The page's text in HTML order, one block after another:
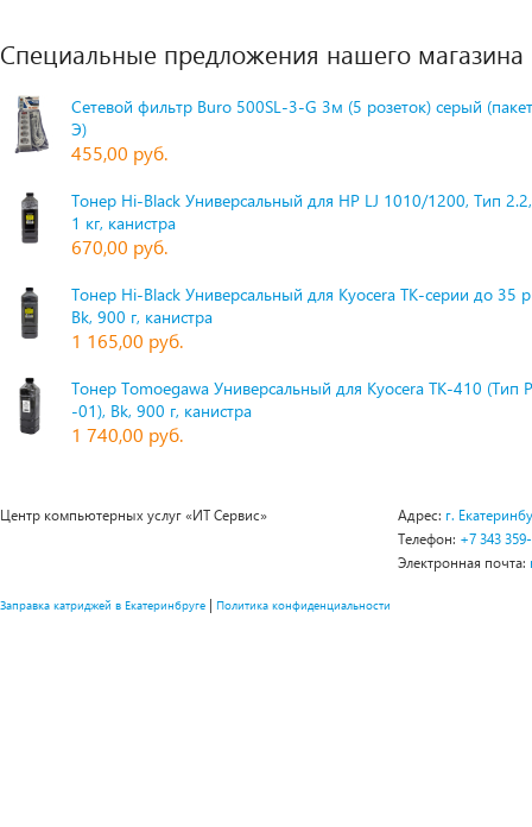
Специальные предложения нашего магазина
Сетевой фильтр Buro 500SL-3-G 3м (5 розеток) серый
Э)
455,00 руб.
Тонер Hi-Black Универсальный для HP LJ 1010/1200, Тип
1 кг, канистра
670,00 руб.
Тонер Hi-Black Универсальный для Kyocera TK-серии до 35
Bk, 900 г, канистра
1 165,00 руб.
Тонер Tomoegawa Универсальный для Kyocera TK-410 (Тип
-01), Bk, 900 г, канистра
1 740,00 руб.
Центр компьютерных услуг «ИТ Сервис» Адрес: г.
Телефон: +7 343
Электронная почта:
Заправка катриджей в Екатеринбруге | Политика конфиденциальности